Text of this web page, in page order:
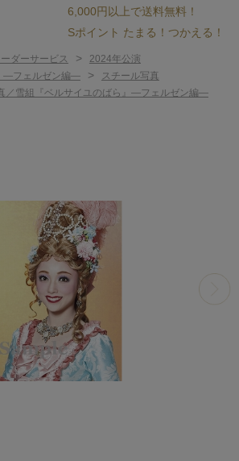
6,000円以上で送料無料！
Sポイント たまる！つかえる！
ダーサービス > 2024年公演
―フェルゼン編― > スチール写真
／雪組『ベルサイユのばら』―フェルゼン編―